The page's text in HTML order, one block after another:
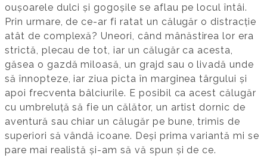
oușoarele dulci și gogoșile se aflau pe locul întâi.
Prin urmare, de ce-ar fi ratat un călugăr o distracție
atât de complexă? Uneori, când mânăstirea lor era
strictă, plecau de tot, iar un călugăr ca acesta,
găsea o gazdă miloasă, un grajd sau o livadă unde
să înnopteze, iar ziua picta în marginea târgului și
apoi frecventa bâlciurile. E posibil ca acest călugăr
cu umbreluță să fie un călător, un artist dornic de
aventură sau chiar un călugăr pe bune, trimis de
superiori să vândă icoane. Deși prima variantă mi se
pare mai realistă și-am să vă spun și de ce.